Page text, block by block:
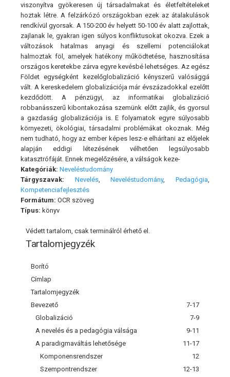
viszonyítva gyökeresen új társadalmakat és életfeltételeket
hoztak létre. A felzárkózó országokban ezek az átalakulások
rendkívül gyorsak. A 150-200 év helyett 50-100 év alatt zajlottak,
zajlanak le, gyakran igen súlyos konfliktusokat okozva. Ezek a
változások hatalmas anyagi és szellemi potenciálokat
halmoztak föl, amelyek hatékony működtetése, hasznosítása
országos keretekbe zárva egyre kevésbé lehetséges. Az egész
Földet egységként kezelőglobalizáció kényszerű valósággá
vált. A kereskedelem globalizációja már évszázadokkal ezelőtt
kezdődött. A pénzügyi, az informatikai globalizáció
robbanásszerű kibontakozása szemünk előtt zajlik, és gyorsul
a gazdaság globalizációja is. E folyamatok egyre súlyosabb
környezeti, ökológiai, társadalmi problémákat okoznak. Még
nem tudható, hogy az ember képes lesz-e elhárítani az előjelek
alapján eddigi létezésének vélhetően legsúlyosabb
katasztrófáját. Ennek megelőzésére, a válságok keze-
Kategóriák: Neveléstudomány
Tárgyszavak:
Nevelés,Neveléstudomány,Pedagógia
Kompetenciafejlesztés
Formátum: OCR szöveg
Típus: könyv
Védett tartalom, csak terminálról érhető el.
Tartalomjegyzék
Borító
Címlap
Tartalomjegyzék
Bevezető
7-17
Globalizáció
7-9
A nevelés és a pedagógia válsága
9-11
A paradigmaváltás lehetősége
11-17
Komponensrendszer
12
Szempontrendszer
12-13